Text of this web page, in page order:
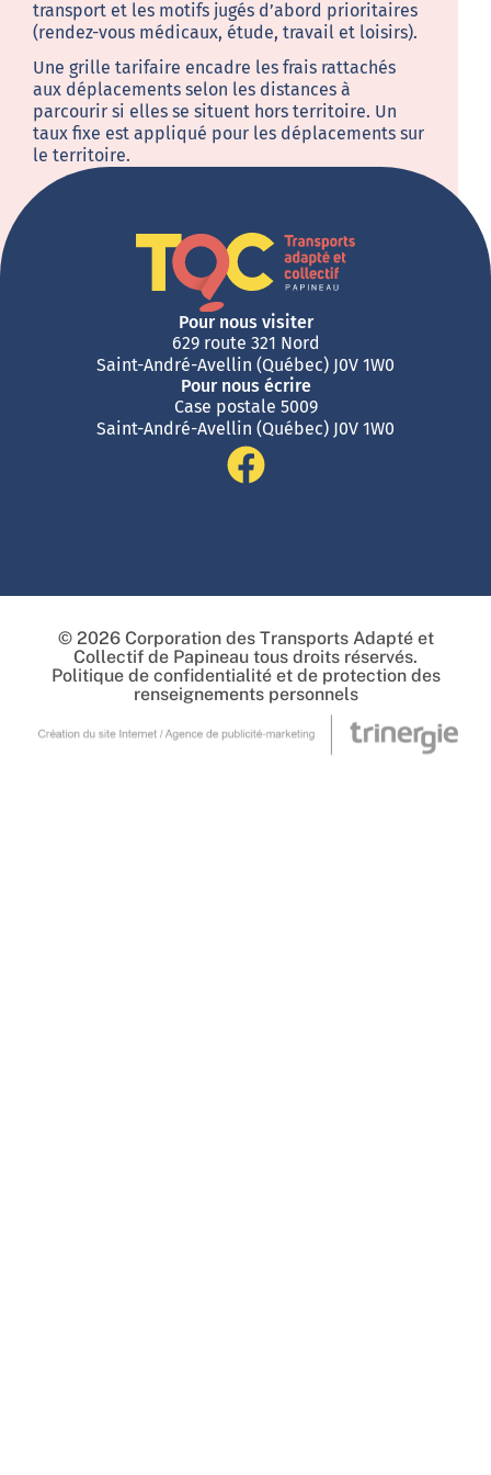
transport et les motifs jugés d’abord prioritaires
(rendez-vous médicaux, étude, travail et loisirs).
Une grille tarifaire encadre les frais rattachés
aux déplacements selon les distances à
parcourir si elles se situent hors territoire. Un
taux fixe est appliqué pour les déplacements sur
le territoire.
Pour nous visiter
629 route 321 Nord
Saint-André-Avellin (Québec) J0V 1W0
Pour nous écrire
Case postale 5009
Saint-André-Avellin (Québec) J0V 1W0
© 2026 Corporation des Transports Adapté et
Collectif de Papineau tous droits réservés.
Politique de confidentialité et de protection des
renseignements personnels